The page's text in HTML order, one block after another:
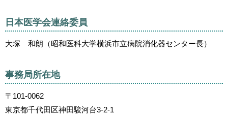
日本医学会連絡委員
大塚 和朗（昭和医科大学横浜市立病院消化器センター長）
事務局所在地
〒101-0062
東京都千代田区神田駿河台3-2-1